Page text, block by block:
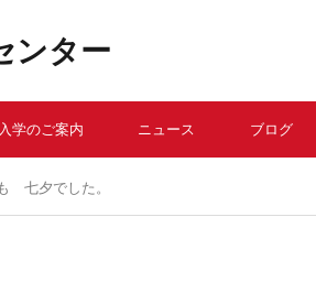
ンター
学のご案内 ニュース ブログ
七夕でした。